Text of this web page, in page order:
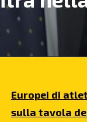
Europei di
sulla tavola